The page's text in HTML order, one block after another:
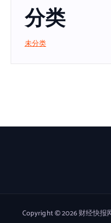
分类
未分类
Copyright © 2026 财经快报